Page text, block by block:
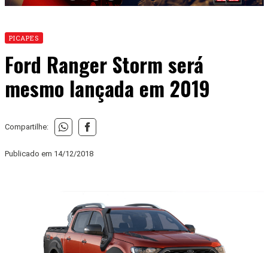
PICAPES
Ford Ranger Storm será
mesmo lançada em 2019
Compartilhe:
Publicado em 14/12/2018